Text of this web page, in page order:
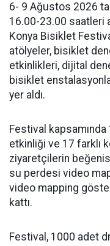
6- 9 Ağustos 2026
16.00-23.00 saatleri
Konya Bisiklet
atölyeler, bisiklet
etkinlikleri, dijital
bisiklet
yer aldı.
Festival
etkinliği ve 17 farklı
ziyaretçilerin
su perdesi video
video mapping
kattı.
Festival, 1000 adet